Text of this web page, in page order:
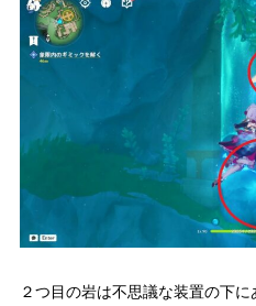
２つ目の岩は不思議な装置の下